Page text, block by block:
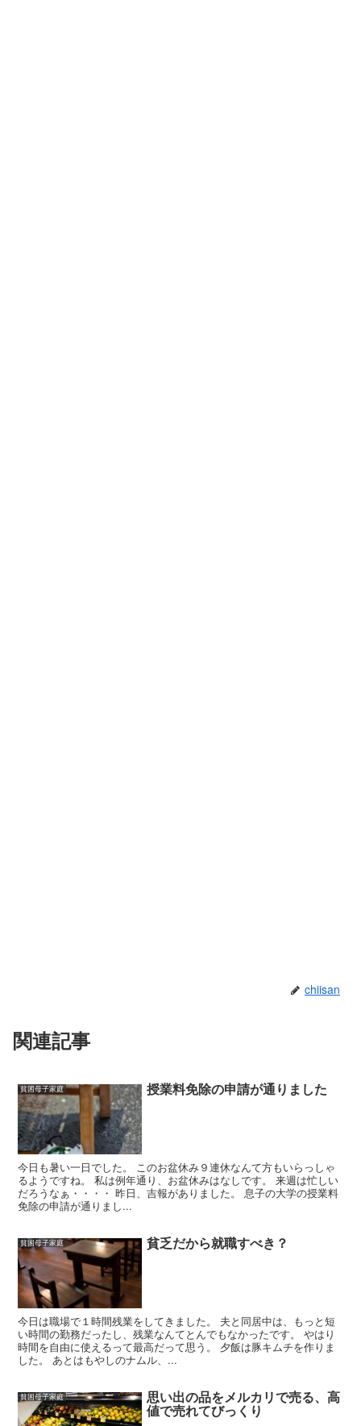
chiisan
関連記事
貧困母子家庭 授業料免除の申請が通りました
今日も暑い一日でした。 このお盆休み９連休なんて方もいらっしゃ
るようですね。 私は例年通り、お盆休みはなしです。 来週は忙しい
だろうなぁ・・・・ 昨日、吉報がありました。 息子の大学の授業料
免除の申請が通りまし...
貧困母子家庭 貧乏だから就職すべき？
今日は職場で１時間残業をしてきました。 夫と同居中は、もっと短
い時間の勤務だったし、残業なんてとんでもなかったです。 やはり
時間を自由に使えるって最高だって思う。 夕飯は豚キムチを作りま
した。 あとはもやしのナムル、...
貧困母子家庭 思い出の品をメルカリで売る、高
値で売れてびっくり